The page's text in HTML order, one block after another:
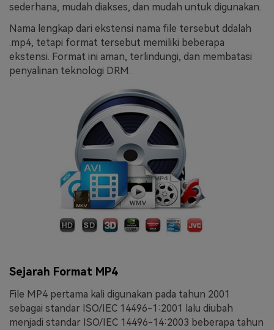
sederhana, mudah diakses, dan mudah untuk digunakan.
Nama lengkap dari ekstensi nama file tersebut ddalah
.mp4, tetapi format tersebut memiliki beberapa
ekstensi. Format ini aman, terlindungi, dan membatasi
penyalinan teknologi DRM.
Sejarah Format MP4
File MP4 pertama kali digunakan pada tahun 2001
sebagai standar ISO/IEC 14496-1:2001 lalu diubah
menjadi standar ISO/IEC 14496-14:2003 beberapa tahun